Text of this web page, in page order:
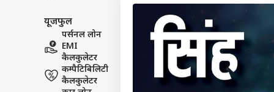
यूजफुल
पर्सनल लोन
EMI
कैलकुलेटर
कम्पैटिबिलिटी
कैलकुलेटर